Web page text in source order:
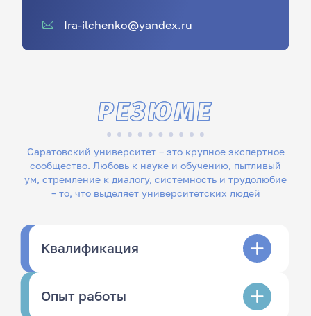
Ira-ilchenko@yandex.ru
Саратовский университет – это крупное экспертное
сообщество. Любовь к науке и обучению, пытливый
ум, стремление к диалогу, системность и трудолюбие
– то, что выделяет университетских людей
РЕЗЮМЕ
Квалификация
Опыт работы